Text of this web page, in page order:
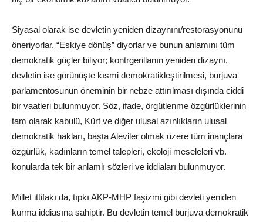
Siyasal olarak ise devletin yeniden dizaynını/restorasyonunu
öneriyorlar. “Eskiye dönüş” diyorlar ve bunun anlamını tüm
demokratik güçler biliyor; kontrgerillanın yeniden dizaynı,
devletin ise görünüşte kısmi demokratikleştirilmesi, burjuva
parlamentosunun öneminin bir nebze attırılması dışında ciddi
bir vaatleri bulunmuyor. Söz, ifade, örgütlenme özgürlüklerinin
tam olarak kabulü, Kürt ve diğer ulusal azınlıkların ulusal
demokratik hakları, başta Aleviler olmak üzere tüm inançlara
özgürlük, kadınların temel talepleri, ekoloji meseleleri vb.
konularda tek bir anlamlı sözleri ve iddiaları bulunmuyor.
Millet ittifakı da, tıpkı AKP-MHP faşizmi gibi devleti yeniden
kurma iddiasına sahiptir. Bu devletin temel burjuva demokratik